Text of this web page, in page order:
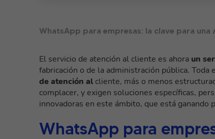
WhatsApp para empresas: la clave para una
El servicio de atención al cliente es ahora un
fabricación o de la administración pública.
de atención al cliente, más o menos
complacer, y exigen soluciones específicas,
innovadoras en este ámbito, que está ganando
WhatsApp para